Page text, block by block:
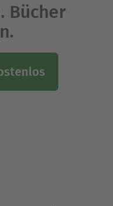
Bücher